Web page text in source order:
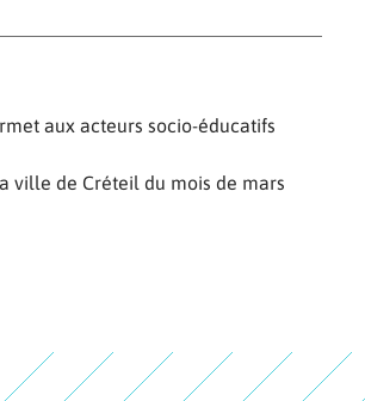
aux acteurs socio-éducatifs
ville de Créteil du mois de mars